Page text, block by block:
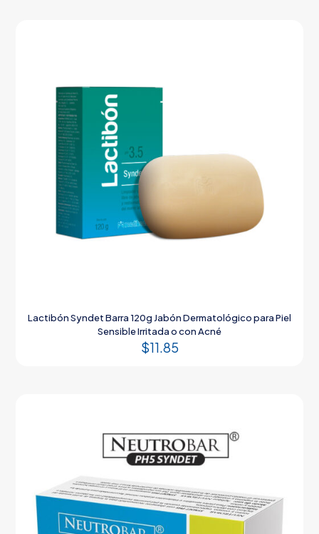
Lactibón Syndet Barra 120g Jabón Dermatológico para Piel
Sensible Irritada o con Acné
$11.85